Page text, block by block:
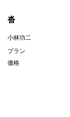
沓
小林功二
プラン
価格